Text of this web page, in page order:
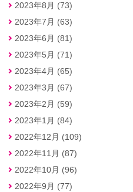
2023年8月 (73)
2023年7月 (63)
2023年6月 (81)
2023年5月 (71)
2023年4月 (65)
2023年3月 (67)
2023年2月 (59)
2023年1月 (84)
2022年12月 (109)
2022年11月 (87)
2022年10月 (96)
2022年9月 (77)